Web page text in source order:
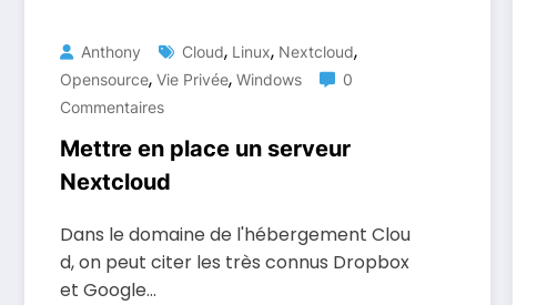
Anthony Cloud, Linux, Nextcloud,
Opensource, Vie Privée, Windows
0
Commentaires
Mettre en place un serveur
Nextcloud
Dans le domaine de l'hébergement Clou
d, on peut citer les très connus Dropbox
et Google…